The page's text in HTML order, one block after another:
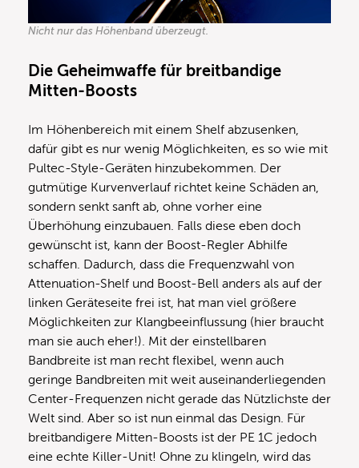
Nicht nur das Höhenband überzeugt.
Die Geheimwaffe für breitbandige
Mitten-Boosts
Im Höhenbereich mit einem Shelf abzusenken,
dafür gibt es nur wenig Möglichkeiten, es so wie mit
Pultec-Style-Geräten hinzubekommen. Der
gutmütige Kurvenverlauf richtet keine Schäden an,
sondern senkt sanft ab, ohne vorher eine
Überhöhung einzubauen. Falls diese eben doch
gewünscht ist, kann der Boost-Regler Abhilfe
schaffen. Dadurch, dass die Frequenzwahl von
Attenuation-Shelf und Boost-Bell anders als auf der
linken Geräteseite frei ist, hat man viel größere
Möglichkeiten zur Klangbeeinflussung (hier braucht
man sie auch eher!). Mit der einstellbaren
Bandbreite ist man recht flexibel, wenn auch
geringe Bandbreiten mit weit auseinanderliegenden
Center-Frequenzen nicht gerade das Nützlichste der
Welt sind. Aber so ist nun einmal das Design. Für
breitbandigere Mitten-Boosts ist der PE 1C jedoch
eine echte Killer-Unit! Ohne zu klingeln, wird das